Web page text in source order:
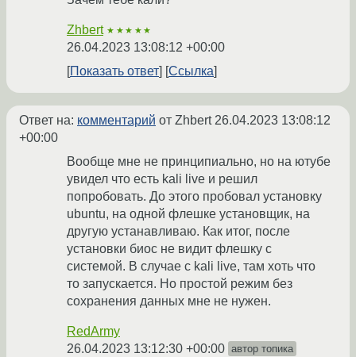
Zhbert ★★★★★
26.04.2023 13:08:12 +00:00
Показать ответ
Ссылка
Ответ на: комментарий от Zhbert26.04.2023 13:08:12
+00:00
Вообще мне не принципиально, но на ютубе
увидел что есть kali live и решил
попробовать. До этого пробовал установку
ubuntu, на одной флешке установщик, на
другую устанавливаю. Как итог, после
установки биос не видит флешку с
системой. В случае с kali live, там хоть что
то запускается. Но простой режим без
сохранения данных мне не нужен.
RedArmy
26.04.2023 13:12:30 +00:00 автор топика